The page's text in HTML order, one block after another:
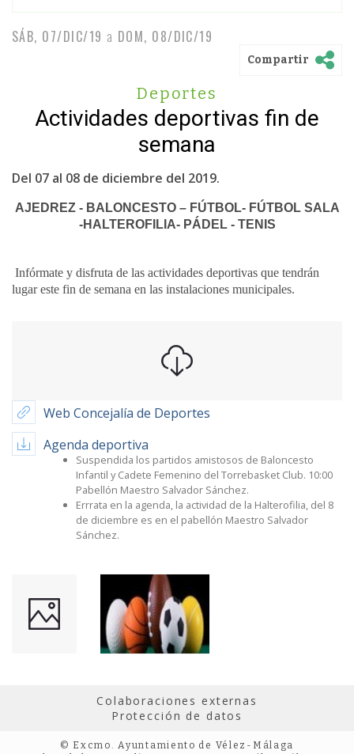
SÁB, 07/DIC/19 a DOM, 08/DIC/19
Compartir
Deportes
Actividades deportivas fin de
semana
Del 07 al 08 de diciembre del 2019.
AJEDREZ - BALONCESTO – FÚTBOL- FÚTBOL SALA
-HALTEROFILIA- PÁDEL - TENIS
Infórmate y disfruta de las actividades deportivas que tendrán
lugar este fin de semana en las instalaciones municipales.
Web Concejalía de Deportes
Agenda deportiva
Suspendida los partidos amistosos de Baloncesto
Infantil y Cadete Femenino del Torrebasket Club. 10:00
Pabellón Maestro Salvador Sánchez.
Errrata en la agenda, la actividad de la Halterofilia, del 8
de diciembre es en el pabellón Maestro Salvador
Sánchez.
Colaboraciones externas
Protección de datos
© Excmo. Ayuntamiento de Vélez-Málaga